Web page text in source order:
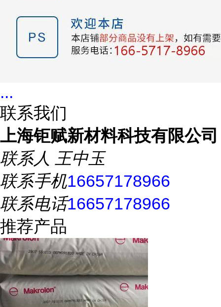
...
联系我们
上海钜赋新材料科技有限公司
联系人 王中玉
联系手机16657178966
联系电话16657178966
推荐产品